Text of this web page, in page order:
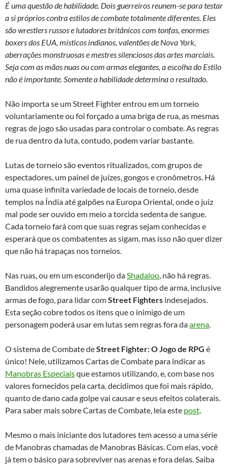
É uma questão de habilidade. Dois guerreiros reunem-se para testar
a si próprios contra estilos de combate totalmente diferentes. Eles
são wrestlers russos e lutadores britânicos com tonfas, enormes
boxers dos EUA, místicos indianos, valentões de Nova York,
aberrações monstruosas e mestres silenciosos das artes marciais.
Seja com as mãos nuas ou com armas elegantes, a escolha do Estilo
não é importante. Somente a habilidade determina o resultado.
Não importa se um Street Fighter entrou em um torneio
voluntariamente ou foi forçado a uma briga de rua, as mesmas
regras de jogo são usadas para controlar o combate. As regras
de rua dentro da luta, contudo, podem variar bastante.
Lutas de torneio são eventos ritualizados, com grupos de
espectadores, um painel de juízes, gongos e cronômetros. Há
uma quase infinita variedade de locais de torneio, desde
templos na Índia até galpões na Europa Oriental, onde o juiz
mal pode ser ouvido em meio a torcida sedenta de sangue.
Cada torneio fará com que suas regras sejam conhecidas e
esperará que os combatentes as sigam, mas isso não quer dizer
que não há trapaças nos torneios.
Nas ruas, ou em um esconderijo daShadaloo, não há regras.
Bandidos alegremente usarão qualquer tipo de arma, inclusive
armas de fogo, para lidar comStreet Fighters indesejados.
Esta seção cobre todos os itens que o inimigo de um
personagem poderá usar em lutas sem regras fora daarena.
O sistema de Combate deStreet Fighter: O Jogo de RPG é
único! Nele, utilizamos Cartas de Combate para indicar as
Manobras Especiaisque estamos utilizando, e, com base nos
valores fornecidos pela carta, decidimos que foi mais rápido,
quanto de dano cada golpe vai causar e seus efeitos colaterais.
Para saber mais sobre Cartas de Combate, leia este post.
Mesmo o mais iniciante dos lutadores tem acesso a uma série
de Manobras chamadas de Manobras Básicas. Com elas, você
já tem o básico para sobreviver nas arenas e fora delas. Saiba